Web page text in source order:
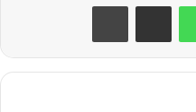
واتساب